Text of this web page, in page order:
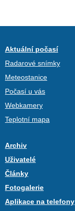
Aktuální počasí
Radarové snímky
Meteostanice
Počasí u vás
Webkamery
Teplotní mapa
Archiv
Uživatelé
Články
Fotogalerie
Aplikace na telefony